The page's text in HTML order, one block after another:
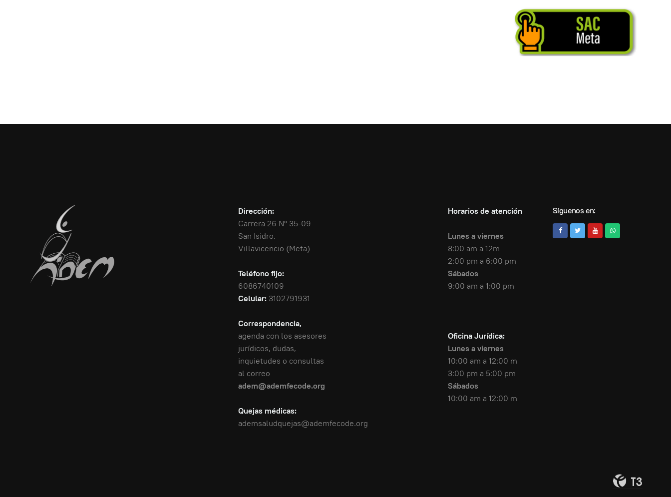
Dirección:
Carrera 26 N° 35-09
San Isidro.
Villavicencio (Meta)
Teléfono fijo:
6086740109
Celular: 3102791931
Correspondencia,
agenda con los asesores
jurídicos, dudas,
inquietudes o consultas
al correo
adem@ademfecode.org
Quejas médicas:
ademsaludquejas@ademfecode.org
Horarios de atención
Lunes a viernes
8:00 am a 12m
2:00 pm a 6:00 pm
Sábados
9:00 am a 1:00 pm
Oficina Jurídica:
Lunes a viernes
10:00 am a 12:00 m
3:00 pm a 5:00 pm
Sábados
10:00 am a 12:00 m
Síguenos en: